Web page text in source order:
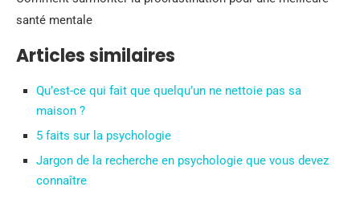
santé mentale
Articles similaires
Qu’est-ce qui fait que quelqu’un ne nettoie pas sa
maison ?
5 faits sur la psychologie
Jargon de la recherche en psychologie que vous devez
connaître